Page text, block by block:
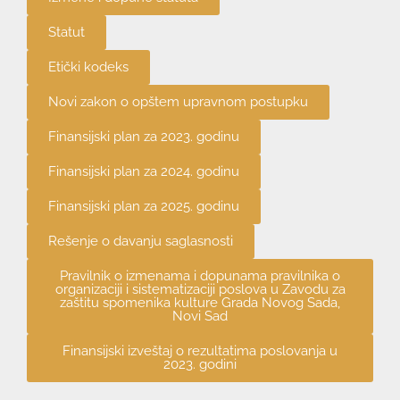
Statut
Etički kodeks
Novi zakon o opštem upravnom postupku
Finansijski plan za 2023. godinu
Finansijski plan za 2024. godinu
Finansijski plan za 2025. godinu
Rešenje o davanju saglasnosti
Pravilnik o izmenama i dopunama pravilnika o
organizaciji i sistematizaciji poslova u Zavodu za
zaštitu spomenika kulture Grada Novog Sada,
Novi Sad
Finansijski izveštaj o rezultatima poslovanja u
2023. godini